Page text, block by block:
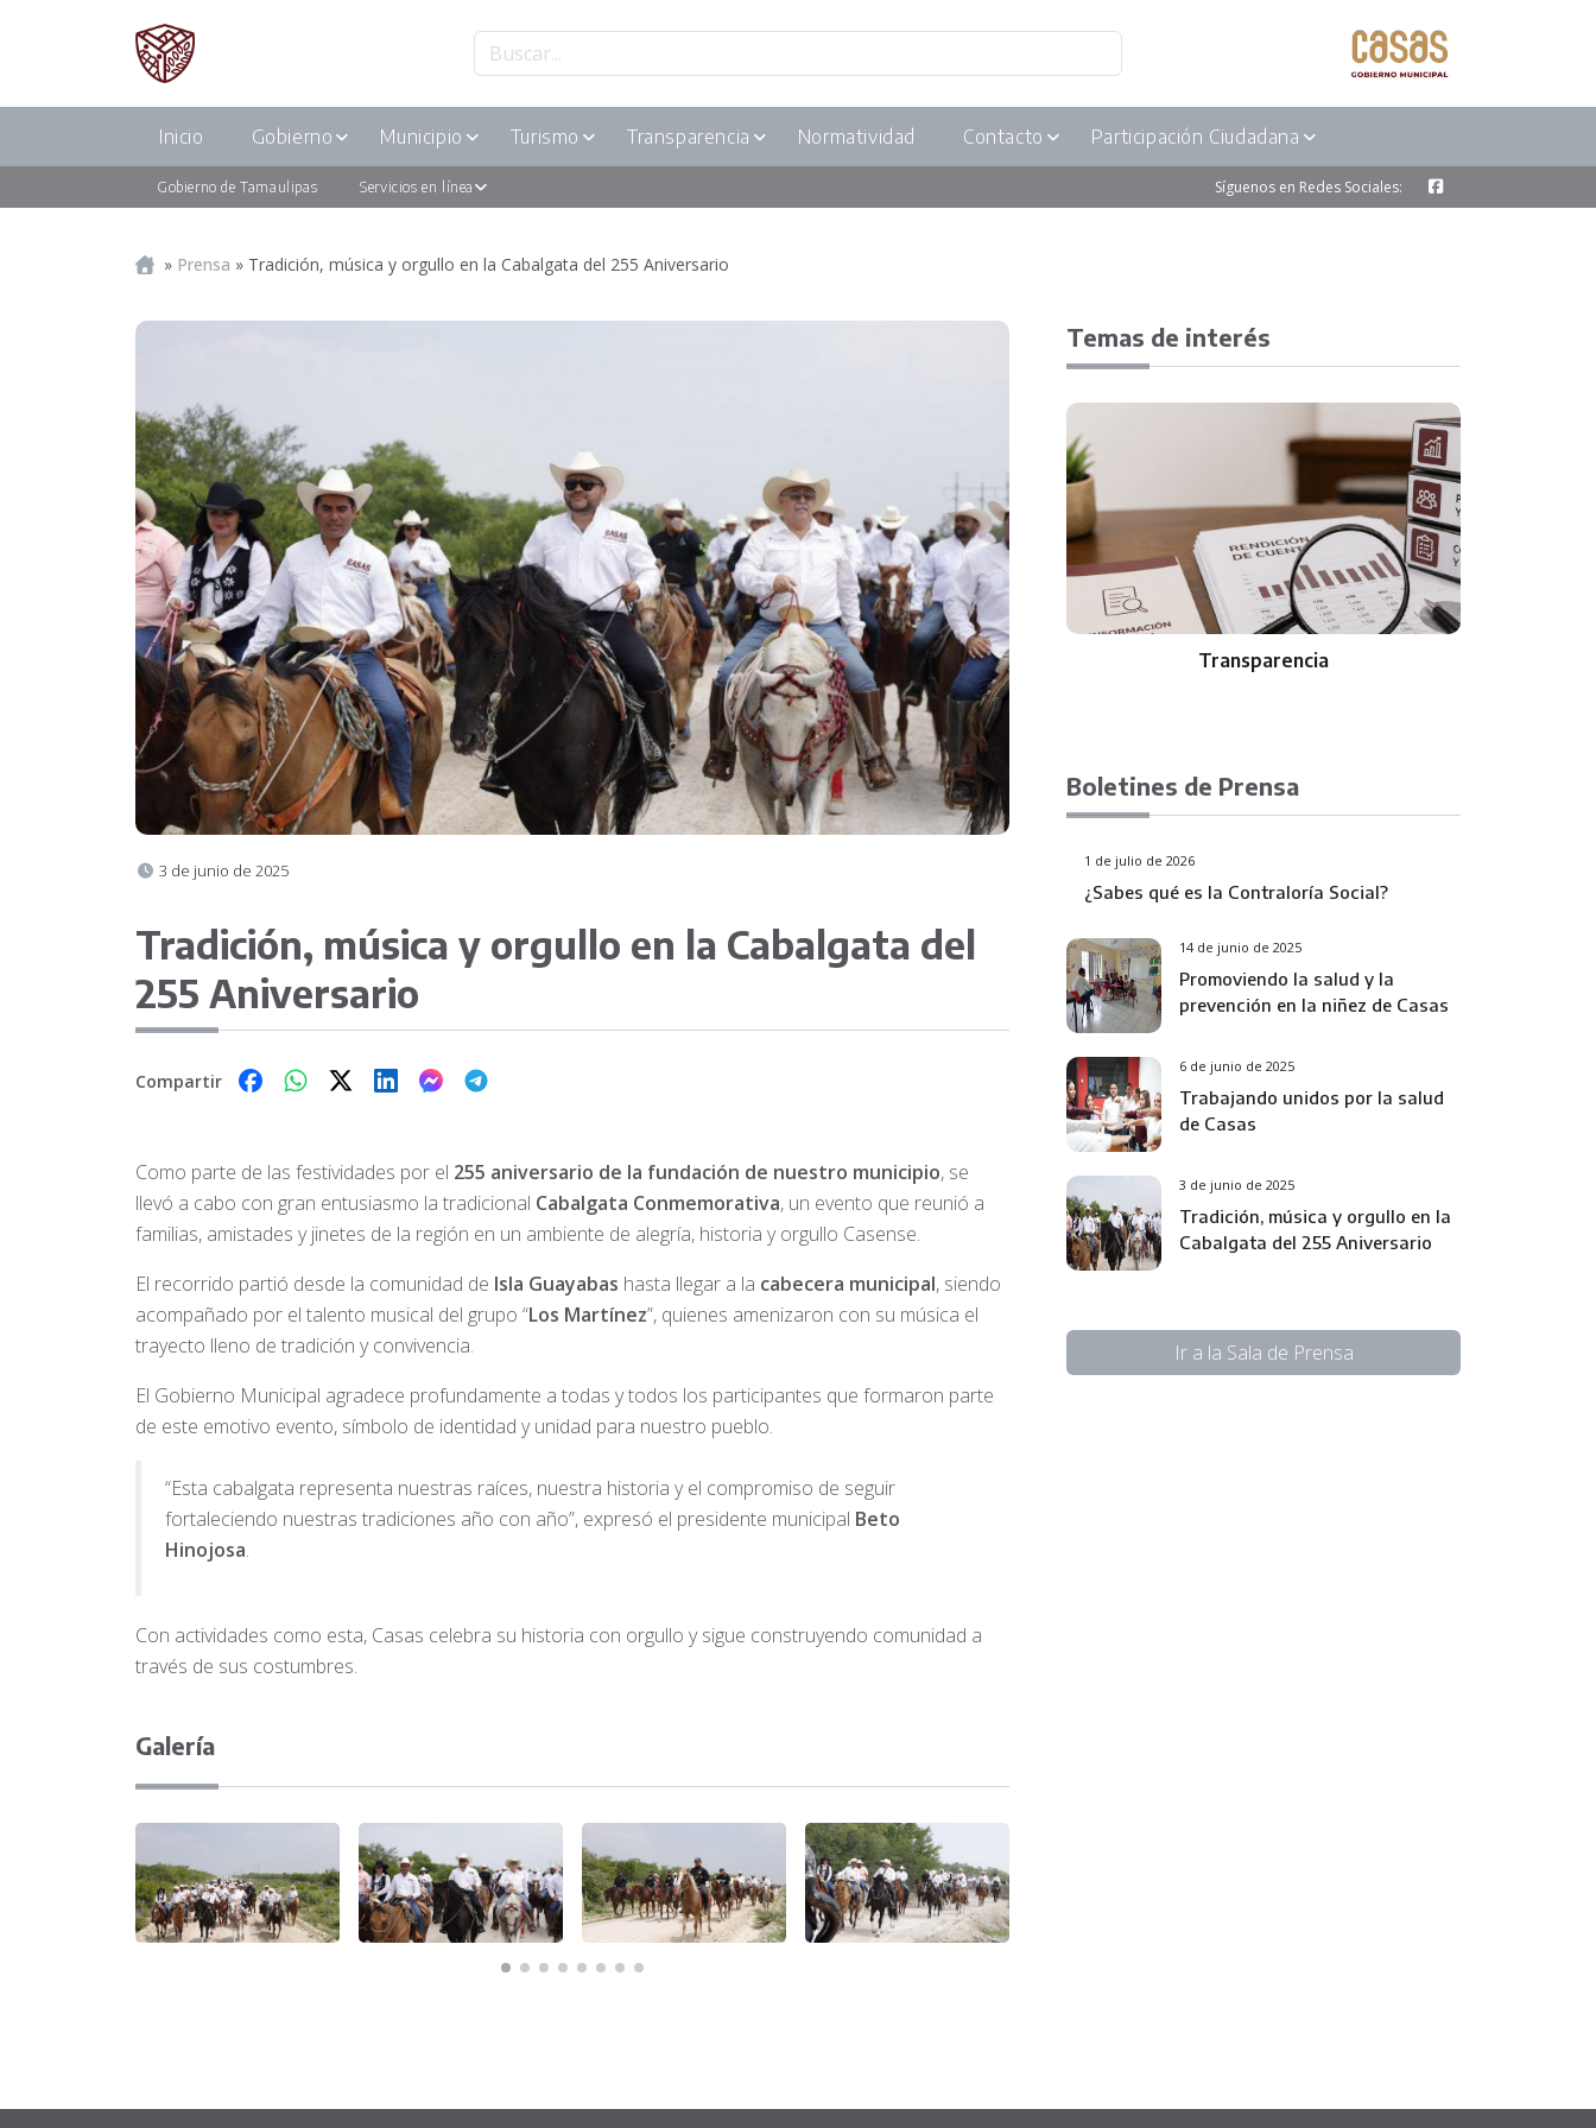
Inicio Gobierno Municipio Turismo Transparencia Normatividad Contacto Participación Ciudadana
Gobierno de Tamaulipas Servicios en línea Síguenos en Redes Sociales:
Portada
» Prensa » Tradición, música y orgullo en la Cabalgata del 255 Aniversario
3 de junio de 2025
Tradición, música y orgullo en la Cabalgata del
255 Aniversario
Compartir
Como parte de las festividades por el 255 aniversario de la fundación de nuestro municipio, se
llevó a cabo con gran entusiasmo la tradicional Cabalgata Conmemorativa, un evento que reunió a
familias, amistades y jinetes de la región en un ambiente de alegría, historia y orgullo Casense.
El recorrido partió desde la comunidad de Isla Guayabas hasta llegar a la cabecera municipal, siendo
acompañado por el talento musical del grupo “Los Martínez”, quienes amenizaron con su música el
trayecto lleno de tradición y convivencia.
El Gobierno Municipal agradece profundamente a todas y todos los participantes que formaron parte
de este emotivo evento, símbolo de identidad y unidad para nuestro pueblo.
“Esta cabalgata representa nuestras raíces, nuestra historia y el compromiso de seguir
fortaleciendo nuestras tradiciones año con año”, expresó el presidente municipal Beto
Hinojosa.
Con actividades como esta, Casas celebra su historia con orgullo y sigue construyendo comunidad a
través de sus costumbres.
Galería
Temas de interés
Contacto Transparencia Gabinete
Boletines de Prensa
1 de julio de 2026
¿Sabes qué es la Contraloría Social?
14 de junio de 2025
Promoviendo la salud y la
prevención en la niñez de Casas
6 de junio de 2025
Trabajando unidos por la salud
de Casas
3 de junio de 2025
Tradición, música y orgullo en la
Cabalgata del 255 Aniversario
Ir a la Sala de Prensa